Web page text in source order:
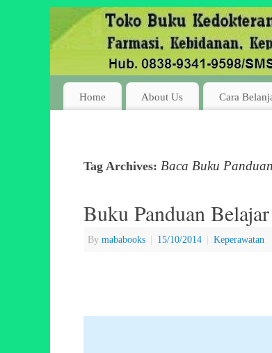
Home About Us Cara
Tag Archives: Baca Buku
Buku Panduan
By mababooks | 15/10/2014 | Keperawatan